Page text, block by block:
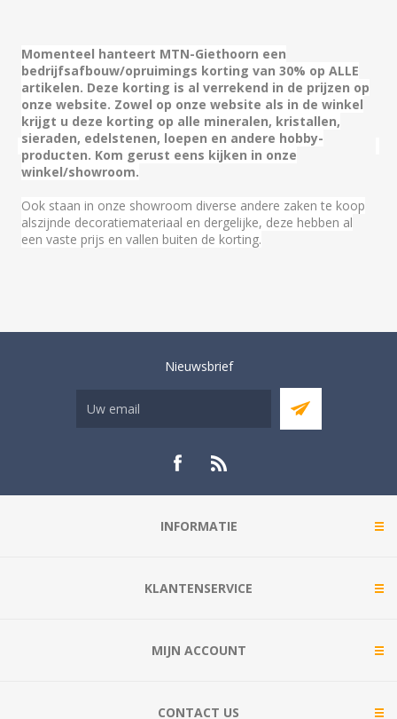
Momenteel hanteert MTN-Giethoorn een
bedrijfsafbouw/opruimings korting van 30% op ALLE
artikelen. Deze korting is al verrekend in de prijzen op
onze website. Zowel op onze website als in de winkel
krijgt u deze korting op alle mineralen, kristallen,
sieraden, edelstenen, loepen en andere hobby-
producten. Kom gerust eens kijken in onze
winkel/showroom.
Ook staan in onze showroom diverse andere zaken te koop
alszijnde decoratiemateriaal en dergelijke, deze hebben al
een vaste prijs en vallen buiten de korting.
Nieuwsbrief
INFORMATIE
KLANTENSERVICE
MIJN ACCOUNT
CONTACT US